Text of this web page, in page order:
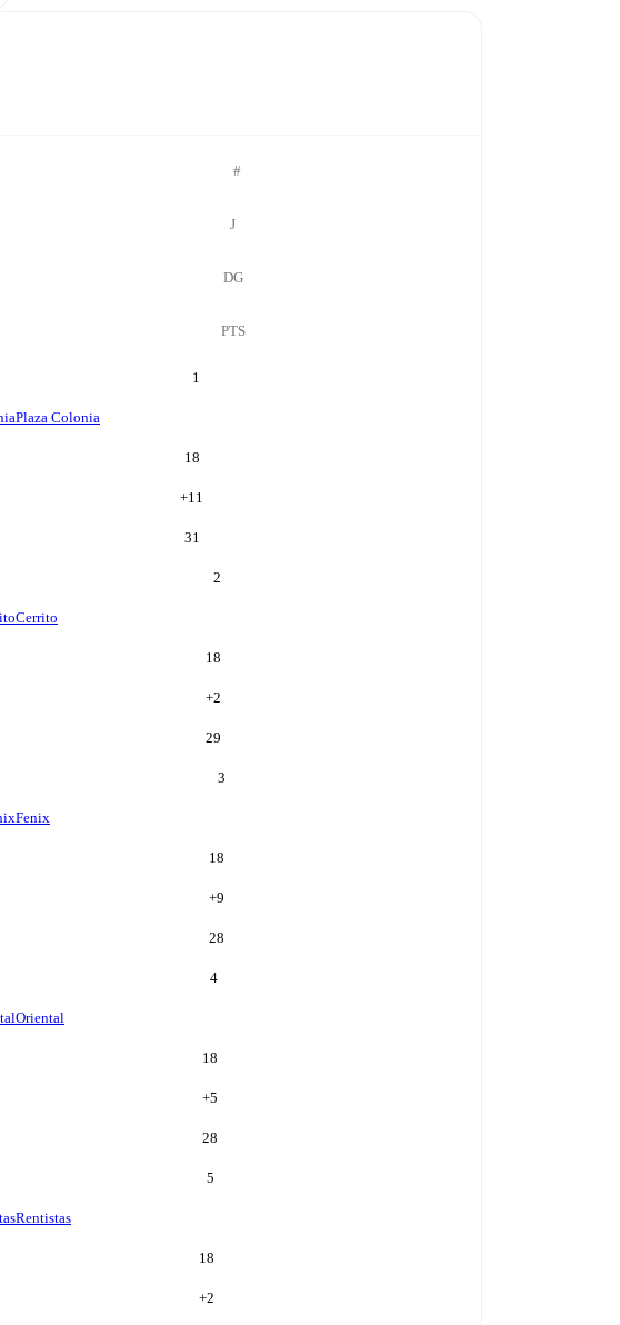
#
J
DG
PTS
1
Plaza Colonia
18
+11
31
2
Cerrito
18
+2
29
3
Fenix
18
+9
28
4
Oriental
18
+5
28
5
Rentistas
18
+2